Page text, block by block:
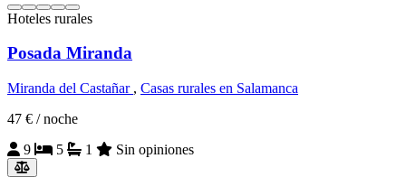
Hoteles rurales
Posada Miranda
Miranda del Castañar , Casas rurales en Salamanca
47 € / noche
9
5 1 Sin opiniones